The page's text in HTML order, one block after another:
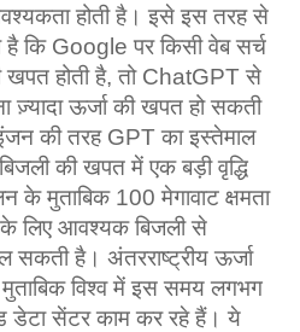
होती है। इसे इस तरह से
कि Google पर किसी वेब सर्च
खपत होती है, तो ChatGPT से
ज़्यादा ऊर्जा की खपत हो सकती
की तरह GPT का इस्तेमाल
की खपत में एक बड़ी वृद्धि
मुताबिक 100 मेगावाट क्षमता
के लिए आवश्यक बिजली से
सकती है। अंतरराष्ट्रीय ऊर्जा
विश्व में इस समय लगभग
सेंटर काम कर रहे हैं। ये